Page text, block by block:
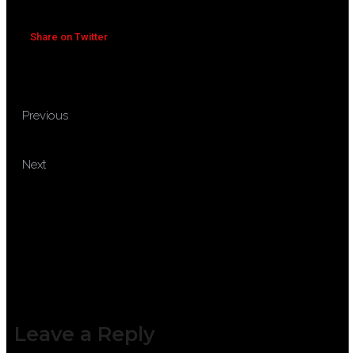
Share on Twitter
Previous
Next
Leave a Reply